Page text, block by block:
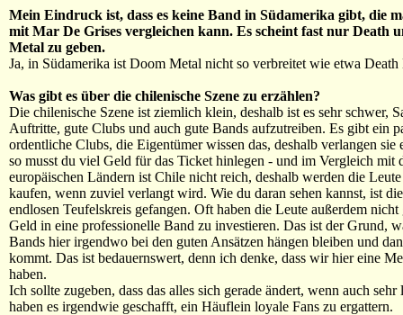
Mein Eindruck ist, dass es keine Band in Südamerika gibt, die
mit Mar De Grises vergleichen kann. Es scheint fast nur Death
Metal zu geben.
Ja, in Südamerika ist Doom Metal nicht so verbreitet wie etwa Death
Was gibt es über die chilenische Szene zu erzählen?
Die chilenische Szene ist ziemlich klein, deshalb ist es sehr schwer,
Auftritte, gute Clubs und auch gute Bands aufzutreiben. Es gibt ein
ordentliche Clubs, die Eigentümer wissen das, deshalb verlangen sie
so musst du viel Geld für das Ticket hinlegen - und im Vergleich mit
europäischen Ländern ist Chile nicht reich, deshalb werden die
kaufen, wenn zuviel verlangt wird. Wie du daran sehen kannst, ist
endlosen Teufelskreis gefangen. Oft haben die Leute außerdem
Geld in eine professionelle Band zu investieren. Das ist der Grund,
Bands hier irgendwo bei den guten Ansätzen hängen bleiben und
kommt. Das ist bedauernswert, denn ich denke, dass wir hier eine
haben.
Ich sollte zugeben, dass das alles sich gerade ändert, wenn auch sehr
haben es irgendwie geschafft, ein Häuflein loyale Fans zu ergattern.